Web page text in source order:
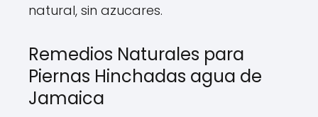
natural, sin azucares.
Remedios Naturales para
Piernas Hinchadas agua de
Jamaica